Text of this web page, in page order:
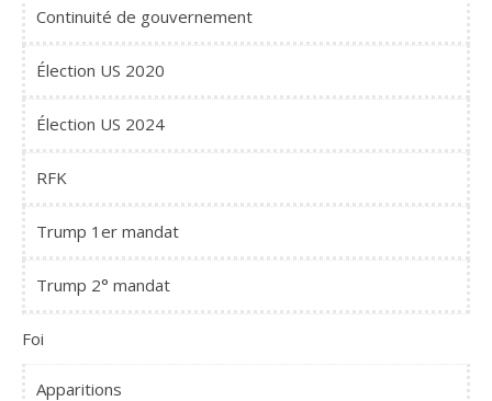
Continuité de gouvernement
Élection US 2020
Élection US 2024
RFK
Trump 1er mandat
Trump 2° mandat
Foi
Apparitions